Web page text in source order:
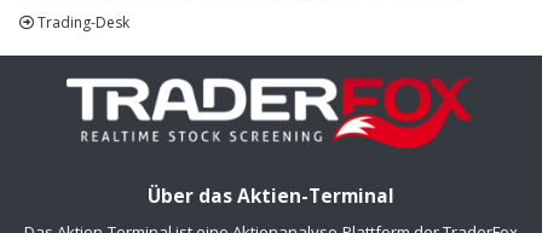
Trading-Desk
Über das Aktien-Terminal